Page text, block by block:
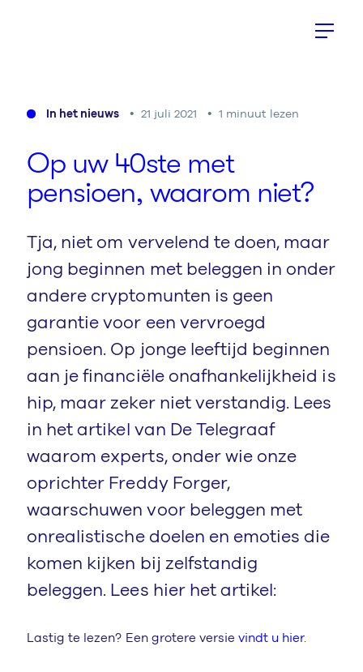
In het nieuws 21 juli 2021 1 minuut lezen
Op uw 40ste met
pensioen, waarom niet?
Tja, niet om vervelend te doen, maar
jong beginnen met beleggen in onder
andere cryptomunten is geen
garantie voor een vervroegd
pensioen. Op jonge leeftijd beginnen
aan je financiële onafhankelijkheid is
hip, maar zeker niet verstandig. Lees
in het artikel van De Telegraaf
waarom experts, onder wie onze
oprichter Freddy Forger,
waarschuwen voor beleggen met
onrealistische doelen en emoties die
komen kijken bij zelfstandig
beleggen. Lees hier het artikel:
Lastig te lezen? Een grotere versievindt u hier.